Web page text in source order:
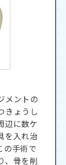
メントの
きょうし
辺に数ケ
を入れ治
の手術で
、骨を削